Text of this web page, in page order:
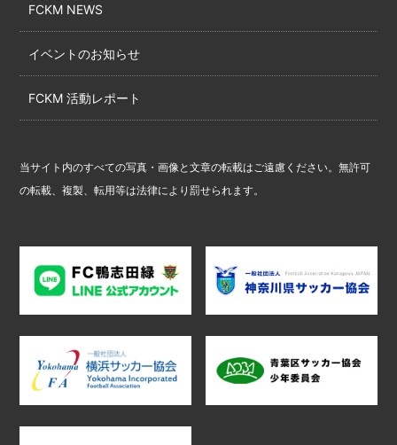
FCKM NEWS
イベントのお知らせ
FCKM 活動レポート
当サイト内のすべての写真・画像と文章の転載はご遠慮ください。無許可
の転載、複製、転用等は法律により罰せられます。